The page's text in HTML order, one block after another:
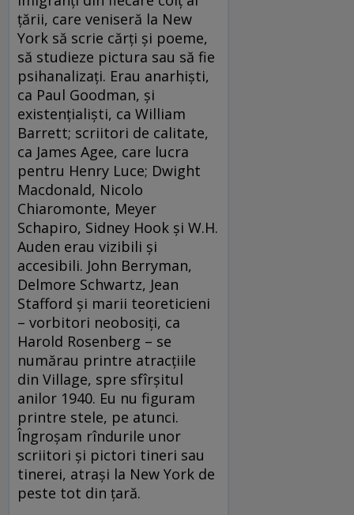
țării, care veniseră la New
York să scrie cărți și poeme,
să studieze pictura sau să fie
psihanalizați. Erau anarhiști,
ca Paul Goodman, și
existențialiști, ca William
Barrett; scriitori de calitate,
ca James Agee, care lucra
pentru Henry Luce; Dwight
Macdonald, Nicolo
Chiaromonte, Meyer
Schapiro, Sidney Hook și W.H.
Auden erau vizibili și
accesibili. John Berryman,
Delmore Schwartz, Jean
Stafford și marii teoreticieni
– vorbitori neobosiți, ca
Harold Rosenberg – se
numărau printre atracțiile
din Village, spre sfîrșitul
anilor 1940. Eu nu figuram
printre stele, pe atunci.
Îngroșam rîndurile unor
scriitori și pictori tineri sau
tinerei, atrași la New York de
peste tot din țară.